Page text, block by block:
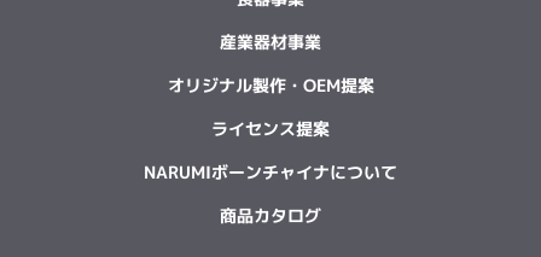
産業器材事業
オリジナル製作・OEM提案
ライセンス提案
NARUMIボーンチャイナについて
商品カタログ